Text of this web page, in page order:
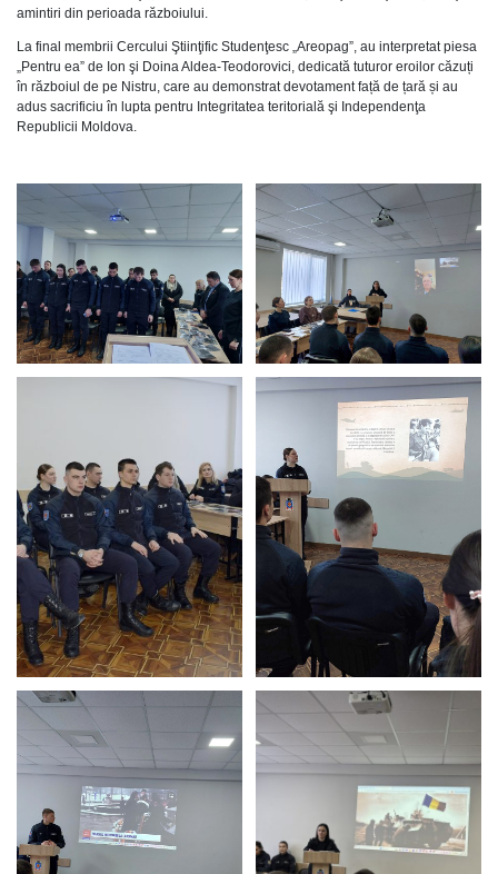
amintiri din perioada războiului.
La final membrii Cercului Ştiinţific Studenţesc „Areopag”, au interpretat piesa
„Pentru ea” de Ion şi Doina Aldea-Teodorovici, dedicată tuturor eroilor căzuți
în războiul de pe Nistru, care au demonstrat devotament față de țară și au
adus sacrificiu în lupta pentru Integritatea teritorială şi Independenţa
Republicii Moldova.